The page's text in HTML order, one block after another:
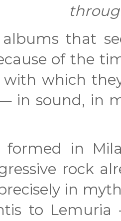
albums that
of the
which
in sound, in
formed in
rock
in
to